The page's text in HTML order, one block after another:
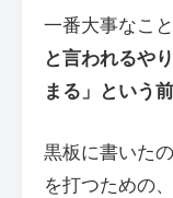
一番大事なこ
と言われるや
まる」という
黒板に書いた
を打つための